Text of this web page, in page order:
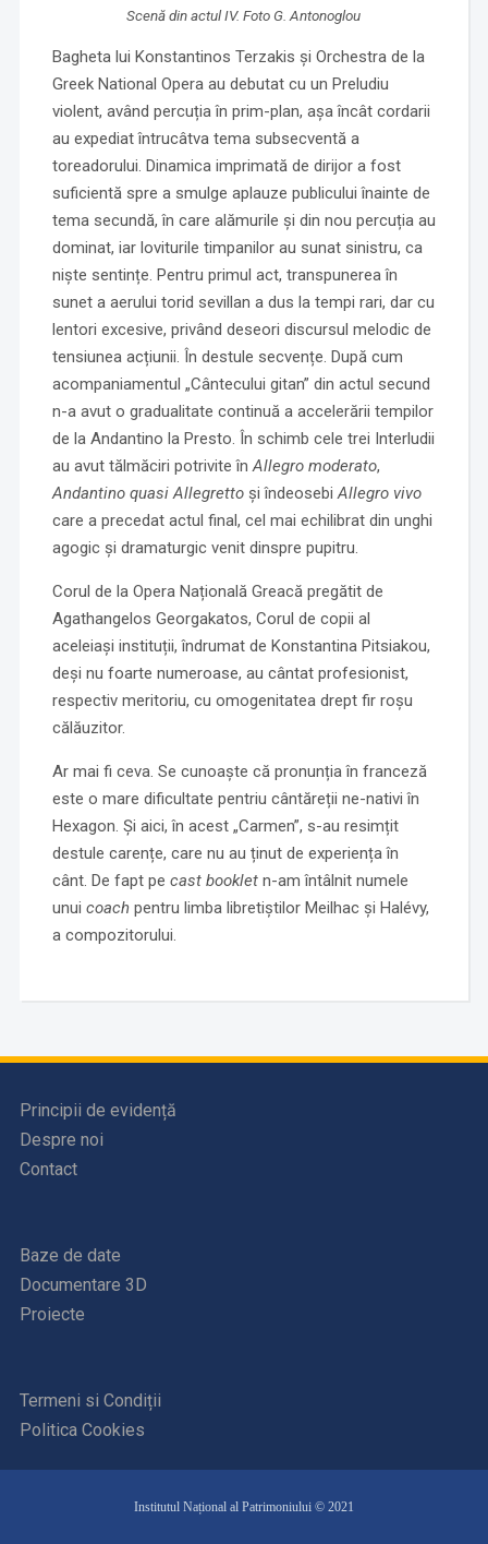
Scenă din actul IV. Foto G. Antonoglou
Bagheta lui Konstantinos Terzakis și Orchestra de la
Greek National Opera au debutat cu un Preludiu
violent, având percuția în prim-plan, așa încât cordarii
au expediat întrucâtva tema subsecventă a
toreadorului. Dinamica imprimată de dirijor a fost
suficientă spre a smulge aplauze publicului înainte de
tema secundă, în care alămurile și din nou percuția au
dominat, iar loviturile timpanilor au sunat sinistru, ca
niște sentințe. Pentru primul act, transpunerea în
sunet a aerului torid sevillan a dus la tempi rari, dar cu
lentori excesive, privând deseori discursul melodic de
tensiunea acțiunii. În destule secvențe. După cum
acompaniamentul „Cântecului gitan” din actul secund
n-a avut o gradualitate continuă a accelerării tempilor
de la Andantino la Presto. În schimb cele trei Interludii
au avut tălmăciri potrivite în Allegro moderato,
Andantino quasi Allegrettoși îndeosebi Allegro vivo
care a precedat actul final, cel mai echilibrat din unghi
agogic și dramaturgic venit dinspre pupitru.
Corul de la Opera Națională Greacă pregătit de
Agathangelos Georgakatos, Corul de copii al
aceleiași instituții, îndrumat de Konstantina Pitsiakou,
deși nu foarte numeroase, au cântat profesionist,
respectiv meritoriu, cu omogenitatea drept fir roșu
călăuzitor.
Ar mai fi ceva. Se cunoaște că pronunția în franceză
este o mare dificultate pentriu cântăreții ne-nativi în
Hexagon. Și aici, în acest „Carmen”, s-au resimțit
destule carențe, care nu au ținut de experiența în
cânt. De fapt pe cast bookletn-am întâlnit numele
unui coachpentru limba libretiștilor Meilhac și Halévy,
a compozitorului.
Principii de evidență
Despre noi
Contact
Baze de date
Documentare 3D
Proiecte
Termeni si Condiții
Politica Cookies
Institutul Național al Patrimoniului © 2021